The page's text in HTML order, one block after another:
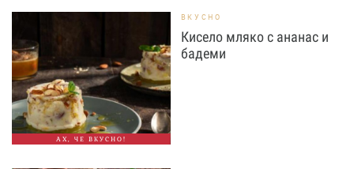
АХ, ЧЕ ВКУСНО!
ВКУСНО
Кисело мляко с ананас и
бадеми